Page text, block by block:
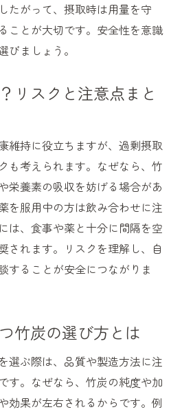
たがって、摂取時は用量を守
ことが大切です。安全性を意識
びましょう。
リスクと注意点まと
維持に役立ちますが、過剰摂取
も考えられます。なぜなら、竹
栄養素の吸収を妨げる場合があ
を服用中の方は飲み合わせに注
は、食事や薬と十分に間隔を空
されます。リスクを理解し、自
することが安全につながりま
竹炭の選び方とは
選ぶ際は、品質や製造方法に注
す。なぜなら、竹炭の純度や加
効果が左右されるからです。例